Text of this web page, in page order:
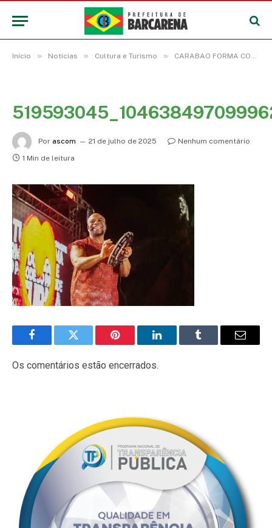
Início » Notícias » Cultura e Turismo » CARABAO FORMA CORO NO CARIPI E ENCERRA A PRIMEIRA NOITE DE SHOWS DO FESTIVAL DE VERÃO
Por ascom 21 de julho de 2025
Nenhum comentário
1 Min de leitura
FacebookTwitter Pinterest LinkedInTumblr
E-
Os comentários estão encerrados.